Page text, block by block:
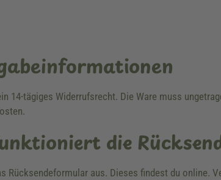
14-tägiges Widerrufsrecht. Die Ware muss
die
Rücksendeformular aus. Dieses findest du online.